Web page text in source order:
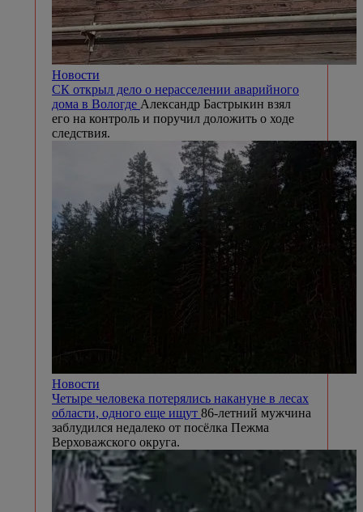
Новости
СК открыл дело о нерасселении аварийного
дома в Вологде Александр Бастрыкин взял
его на контроль и поручил доложить о ходе
следствия.
Новости
Четыре человека потерялись накануне в лесах
области, одного еще ищут 86-летний мужчина
заблудился недалеко от посёлка Пежма
Верховажского округа.